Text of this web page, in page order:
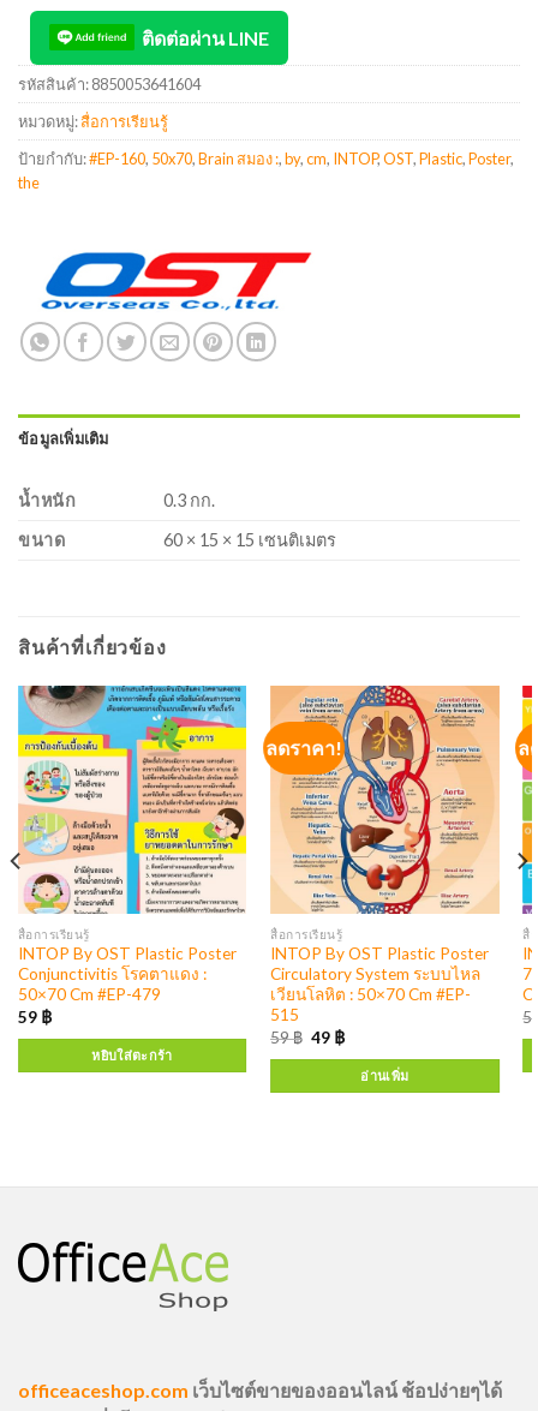
ติดต่อผ่าน LINE
รหัสสินค้า:8850053641604
หมวดหมู่:สื่อการเรียนรู้
ป้ายกำกับ:#EP-160, 50x70,Brain สมอง :,by,cm, INTOP,OST,Plastic,Poster,
the
ข้อมูลเพิ่มเติม
น้ำหนัก
0.3 กก.
ขนาด
60 × 15 × 15 เซนติเมตร
สินค้าที่เกี่ยวข้อง
สื่อการเรียนรู้
INTOP By OST Plastic Poster
Conjunctivitis โรคตาแดง :
50×70 Cm #EP-479
59 ฿
หยิบใส่ตะกร้า
ลดราคา!
สื่อการเรียนรู้
INTOP By OST Plastic Poster
Circulatory System ระบบไหล
เวียนโลหิต : 50×70 Cm #EP-
515
59฿ 49 ฿
อ่านเพิ่ม
ล
สื่
7
officeaceshop.com เว็บไซต์ขายของออนไลน์ ช้อปง่ายๆได้